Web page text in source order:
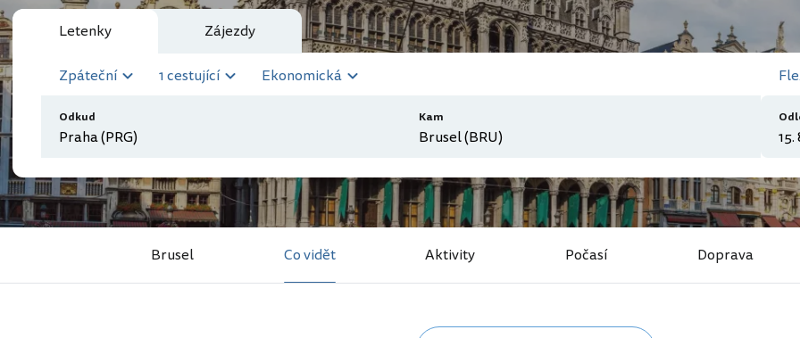
Letenky Zájezdy
Zpáteční 1 cestující Ekonomická
Odkud Kam
Brusel Co vidět Aktivity Počasí Doprava